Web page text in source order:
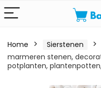
Home Sierstenen
marmeren stenen,
potplanten,